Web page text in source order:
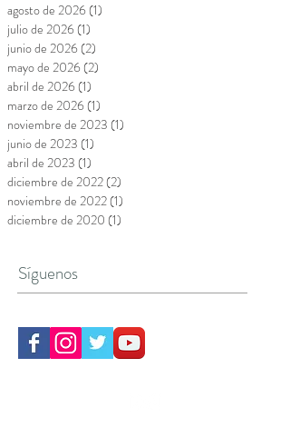
agosto de 2026 (1)
julio de 2026 (1)
junio de 2026 (2)
mayo de 2026 (2)
abril de 2026 (1)
marzo de 2026 (1)
noviembre de 2023 (1)
junio de 2023 (1)
abril de 2023 (1)
diciembre de 2022 (2)
noviembre de 2022 (1)
diciembre de 2020 (1)
Síguenos